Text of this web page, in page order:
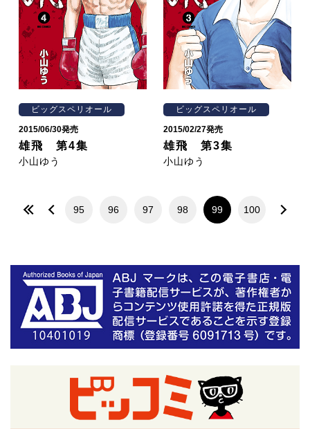
ビッグスペリオール
2015/06/30発売
雄飛 第4集
小山ゆう
ビッグスペリオール
2015/02/27発売
雄飛 第3集
小山ゆう
95 96 97 98 99 100